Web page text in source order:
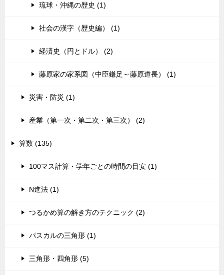
琉球・沖縄の歴史 (1)
社会の漢字（歴史編） (1)
経済史（円とドル） (2)
藤原家の家系図（中臣鎌足～藤原道長） (1)
災害・防災 (1)
産業（第一次・第二次・第三次） (2)
算数 (135)
100マス計算・学年ごとの時間の目安 (1)
N進法 (1)
つるかめ算の解き方のテクニック (2)
パスカルの三角形 (1)
三角形・四角形 (5)